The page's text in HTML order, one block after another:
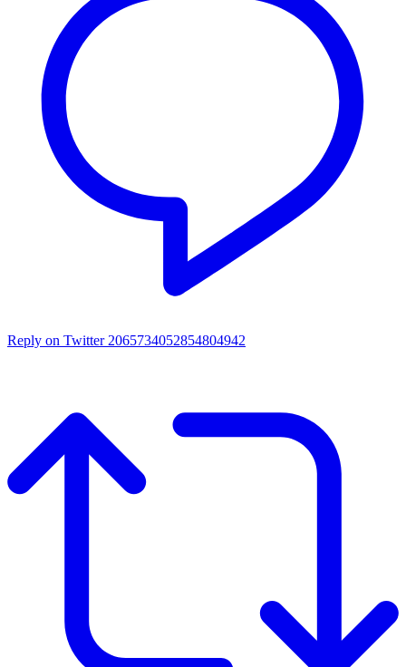
Reply on Twitter 2065734052854804942